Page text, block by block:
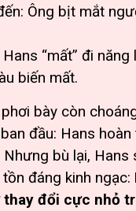
Ông bịt mắt
“mất” đi năng
biến mất.
bày còn
đầu: Hans
Nhưng bù lại, Hans
đáng kinh ngạc:
đổi cực nhỏ